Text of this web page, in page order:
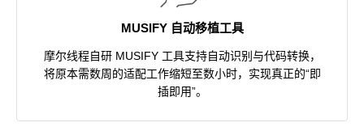
MUSIFY 自动移植工具
摩尔线程自研 MUSIFY 工具支持自动识别与代码转换，
将原本需数周的适配工作缩短至数小时，实现真正的“即
插即用”。